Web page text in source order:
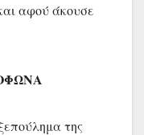
αφού άκουσε
της